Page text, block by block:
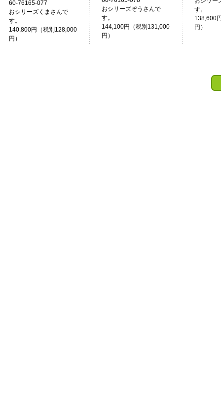
60-76165-077
おシリーズくまさんで
す。
140,800円（税別128,000
円）
おシリーズぞうさんで
す。
144,100円（税別131,000
円）
す。
138,600
円）